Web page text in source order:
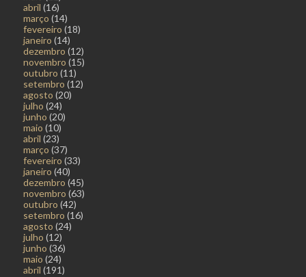
abril (16)
março (14)
fevereiro (18)
janeiro (14)
dezembro (12)
novembro (15)
outubro (11)
setembro (12)
agosto (20)
julho (24)
junho (20)
maio (10)
abril (23)
março (37)
fevereiro (33)
janeiro (40)
dezembro (45)
novembro (63)
outubro (42)
setembro (16)
agosto (24)
julho (12)
junho (36)
maio (24)
abril (191)